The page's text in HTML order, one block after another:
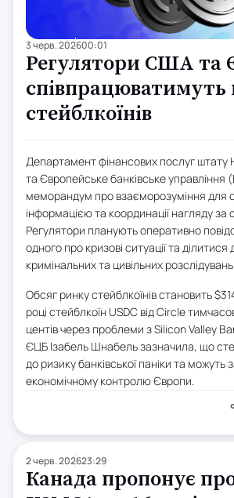
3 черв. 202600:01
Регулятори США та
стейблкоїнів
Департамент фінансових послуг штату
та Європейське банківське управління
меморандум про взаєморозуміння для
інформацією та координації нагляду за
Регулятори планують оперативно
одного про кризові ситуації та
кримінальних та цивільних
Обсяг ринку стейблкоїнів становить
році стейблкоїн USDC від Circle
центів через проблеми з Silicon Valley
ЄЦБ Ізабель Шнабель зазначила, що
до ризику банківської паніки та можуть
економічному контролю Європи.
2 черв. 202623:29
Канада пропонує